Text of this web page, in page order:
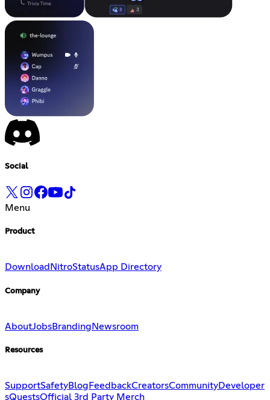
Social
Menu
Product
Download NitroStatusApp Directory
Company
AboutJobsBranding Newsroom
Resources
SupportSafetyBlog FeedbackCreatorsCommunityDeveloper
sQuestsOfficial 3rd Party Merch